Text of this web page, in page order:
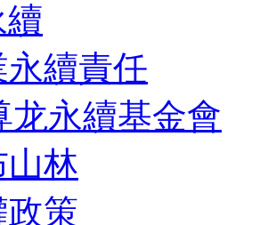
永續責任
龙永續基金會
山林
政策